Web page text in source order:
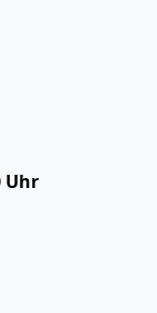
Uhr